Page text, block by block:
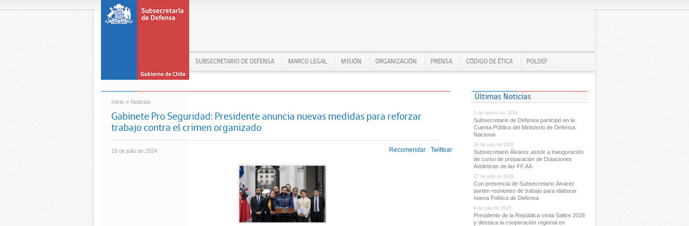
SUBSECRETARIO DE DEFENSA MARCO LEGAL MISIÓN ORGANIZACIÓN PRENSA CÓDIGO DE ÉTICA POLDEF
Inicio » Noticias
Gabinete Pro Seguridad: Presidente anuncia nuevas medidas para reforzar
trabajo contra el crimen organizado
19 de julio de 2024 Recomendar Twittear
Últimas Noticias
3 de agosto de 2026
Subsecretario de Defensa participó en la
Cuenta Pública del Ministerio de Defensa
Nacional
29 de julio de 2026
Subsecretario Álvarez asiste a inauguración
de curso de preparación de Dotaciones
Antárticas de las FF.AA.
27 de julio de 2026
Con presencia de Subsecretario Álvarez
parten reuniones de trabajo para elaborar
nueva Política de Defensa
9 de julio de 2026
Presidente de la República visita Salitre 2026
y destaca la cooperación regional en